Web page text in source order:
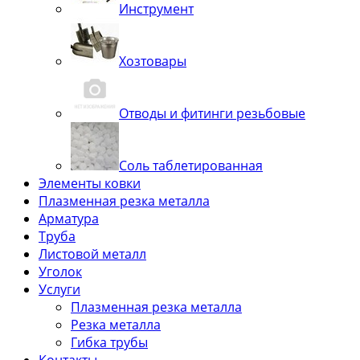
Инструмент
Хозтовары
Отводы и фитинги резьбовые
Соль таблетированная
Элементы ковки
Плазменная резка металла
Арматура
Труба
Листовой металл
Уголок
Услуги
Плазменная резка металла
Резка металла
Гибка трубы